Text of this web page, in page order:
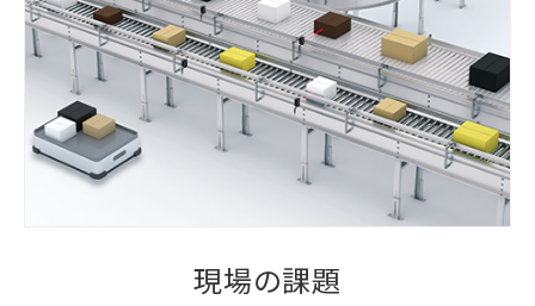
現場の課題